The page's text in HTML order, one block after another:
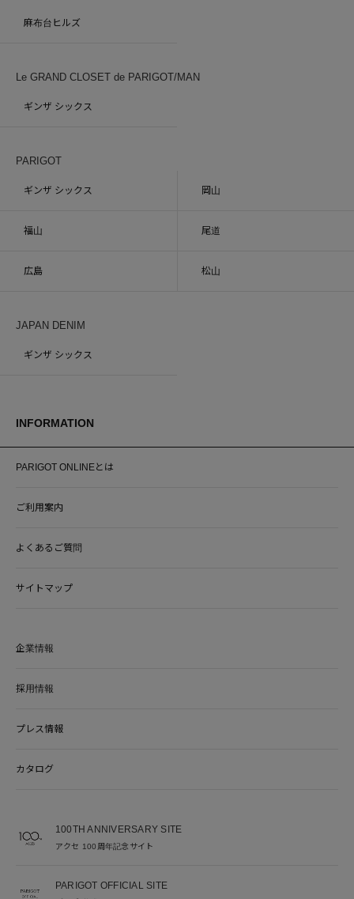
麻布台ヒルズ
Le GRAND CLOSET de PARIGOT/MAN
ギンザ シックス
PARIGOT
ギンザ シックス 岡山
福山 尾道
広島 松山
JAPAN DENIM
ギンザ シックス
INFORMATION
PARIGOT ONLINEとは
ご利用案内
よくあるご質問
サイトマップ
企業情報
採用情報
プレス情報
カタログ
100TH ANNIVERSARY SITE
アクセ 100周年記念サイト
PARIGOT OFFICIAL SITE